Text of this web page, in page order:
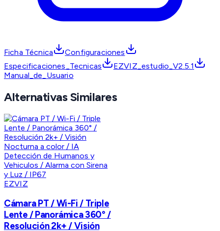
Ficha Técnica
Configuraciones
Especificaciones_Tecnicas
EZVIZ_estudio_V2.5.1
Manual_de_Usuario
Alternativas Similares
EZVIZ
Cámara PT / Wi-Fi / Triple
Lente / Panorámica 360° /
Resolución 2k+ / Visión